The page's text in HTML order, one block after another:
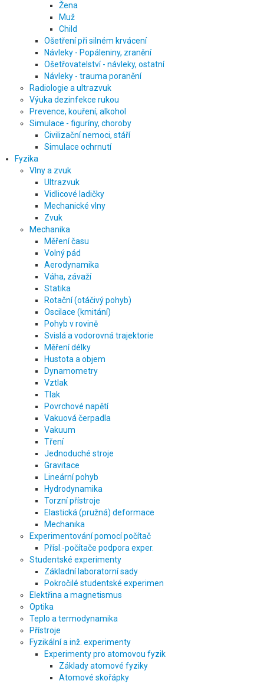
Žena
Muž
Child
Ošetření při silném krvácení
Návleky - Popáleniny, zranění
Ošetřovatelství - návleky, ostatní
Návleky - trauma poranění
Radiologie a ultrazvuk
Výuka dezinfekce rukou
Prevence, kouření, alkohol
Simulace - figuríny, choroby
Civilizační nemoci, stáří
Simulace ochrnutí
Fyzika
Vlny a zvuk
Ultrazvuk
Vidlicové ladičky
Mechanické vlny
Zvuk
Mechanika
Měření času
Volný pád
Aerodynamika
Váha, závaží
Statika
Rotační (otáčivý pohyb)
Oscilace (kmitání)
Pohyb v rovině
Svislá a vodorovná trajektorie
Měření délky
Hustota a objem
Dynamometry
Vztlak
Tlak
Povrchové napětí
Vakuová čerpadla
Vakuum
Tření
Jednoduché stroje
Gravitace
Lineární pohyb
Hydrodynamika
Torzní přístroje
Elastická (pružná) deformace
Mechanika
Experimentování pomocí počítač
Přísl.-počítače podpora exper.
Studentské experimenty
Základní laboratorní sady
Pokročilé studentské experimen
Elektřina a magnetismus
Optika
Teplo a termodynamika
Přístroje
Fyzikální a inž. experimenty
Experimenty pro atomovou fyzik
Základy atomové fyziky
Atomové skořápky